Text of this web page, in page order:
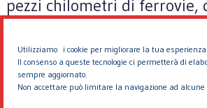
Utilizziamo i cookie per migliorare la tua esperienza
Il consenso a queste tecnologie ci permetterà di
sempre aggiornato.
Non accettare può limitare la navigazione ad alcune
pezzi chilometri di ferrovie,
facevano resistenza e
aver visto gli estremisti di
giorni scorsi hanno silato